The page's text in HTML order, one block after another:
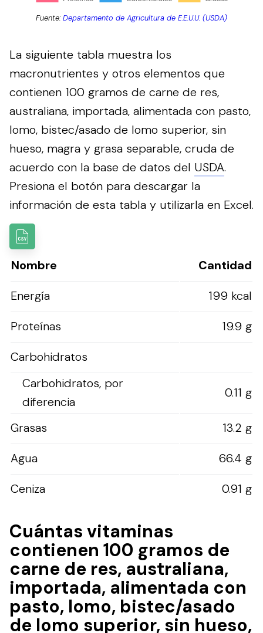
Fuente:Departamento de Agricultura de E.E.U.U. (USDA)
La siguiente tabla muestra los
macronutrientes y otros elementos que
contienen 100 gramos de carne de res,
australiana, importada, alimentada con pasto,
lomo, bistec/asado de lomo superior, sin
hueso, magra y grasa separable, cruda de
acuerdo con la base de datos del USDA.
Presiona el botón para descargar la
información de esta tabla y utilizarla en Excel.
Nombre
Cantidad
Energía
199 kcal
Proteínas
19.9 g
Carbohidratos
Carbohidratos, por
diferencia
0.11 g
Grasas
13.2 g
Agua
66.4 g
Ceniza
0.91 g
Cuántas vitaminas
contienen 100 gramos de
carne de res, australiana,
importada, alimentada con
pasto, lomo, bistec/asado
de lomo superior, sin hueso,